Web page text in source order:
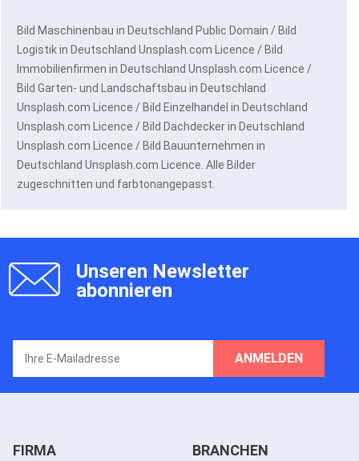
Bild Maschinenbau in Deutschland Public Domain / Bild
Logistik in Deutschland Unsplash.com Licence / Bild
Immobilienfirmen in Deutschland Unsplash.com Licence /
Bild Garten- und Landschaftsbau in Deutschland
Unsplash.com Licence / Bild Einzelhandel in Deutschland
Unsplash.com Licence / Bild Dachdecker in Deutschland
Unsplash.com Licence / Bild Bauunternehmen in
Deutschland Unsplash.com Licence. Alle Bilder
zugeschnitten und farbtonangepasst.
Unseren Newsletter
abonnieren
ANMELDEN
FIRMA BRANCHEN